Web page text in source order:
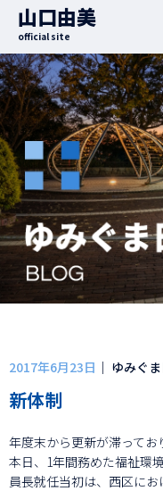
山口由美
official site
2017年6月23日 ｜ ゆみぐ
新体制
年度末から更新が滞ってお
本日、1年間務めた福祉環
員長就任当初は、西区にお